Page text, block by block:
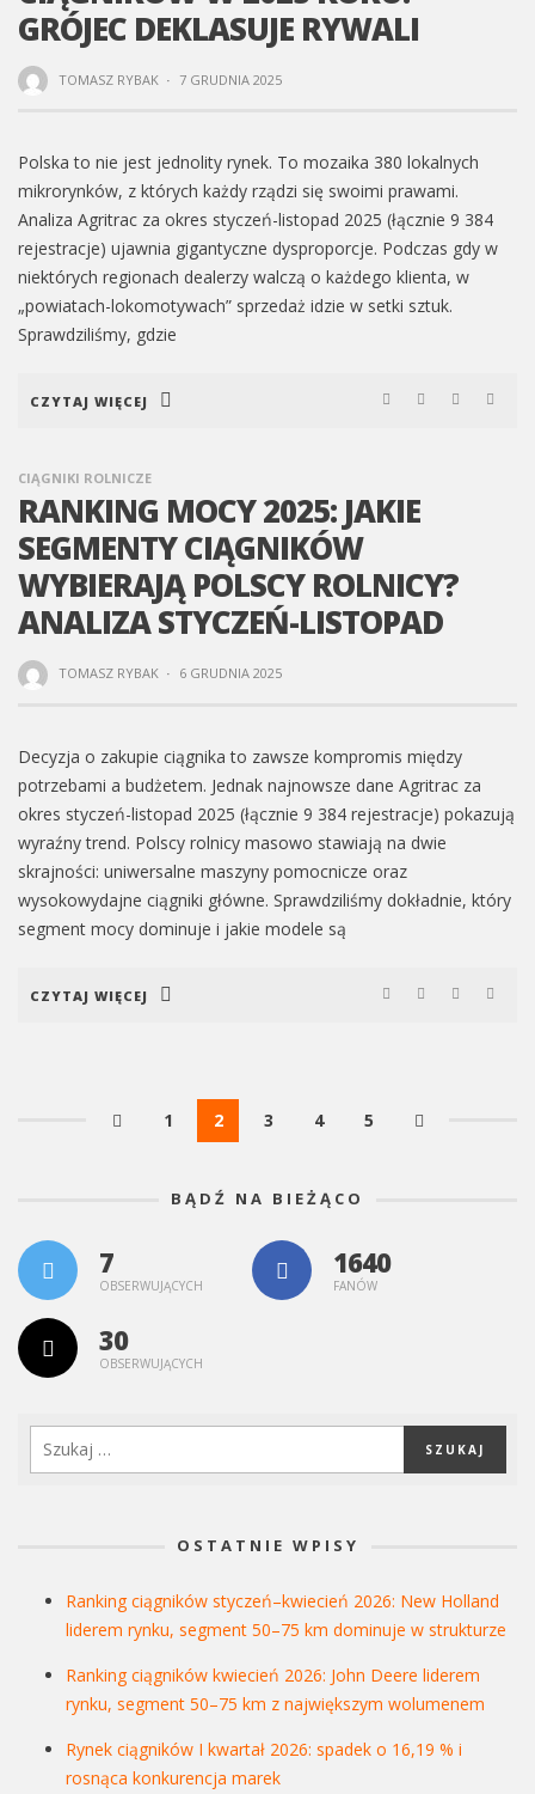
GRÓJEC DEKLASUJE RYWALI
TOMASZ RYBAK · 7 GRUDNIA 2025
Polska to nie jest jednolity rynek. To mozaika 380 lokalnych
mikrorynków, z których każdy rządzi się swoimi prawami.
Analiza Agritrac za okres styczeń-listopad 2025 (łącznie 9 384
rejestracje) ujawnia gigantyczne dysproporcje. Podczas gdy w
niektórych regionach dealerzy walczą o każdego klienta, w
„powiatach-lokomotywach” sprzedaż idzie w setki sztuk.
Sprawdziliśmy, gdzie
CZYTAJ WIĘCEJ
CIĄGNIKI ROLNICZE
RANKING MOCY 2025: JAKIE
SEGMENTY CIĄGNIKÓW
WYBIERAJĄ POLSCY ROLNICY?
ANALIZA STYCZEŃ-LISTOPAD
TOMASZ RYBAK · 6 GRUDNIA 2025
Decyzja o zakupie ciągnika to zawsze kompromis między
potrzebami a budżetem. Jednak najnowsze dane Agritrac za
okres styczeń-listopad 2025 (łącznie 9 384 rejestracje) pokazują
wyraźny trend. Polscy rolnicy masowo stawiają na dwie
skrajności: uniwersalne maszyny pomocnicze oraz
wysokowydajne ciągniki główne. Sprawdziliśmy dokładnie, który
segment mocy dominuje i jakie modele są
CZYTAJ WIĘCEJ
1 2 3 4 5
BĄDŹ NA BIEŻĄCO
7
OBSERWUJĄCYCH
1640
FANÓW
30
OBSERWUJĄCYCH
OSTATNIE WPISY
Ranking ciągników styczeń–kwiecień 2026: New Holland
liderem rynku, segment 50–75 km dominuje w strukturze
Ranking ciągników kwiecień 2026: John Deere liderem
rynku, segment 50–75 km z największym wolumenem
Rynek ciągników I kwartał 2026: spadek o 16,19 % i
rosnąca konkurencja marek